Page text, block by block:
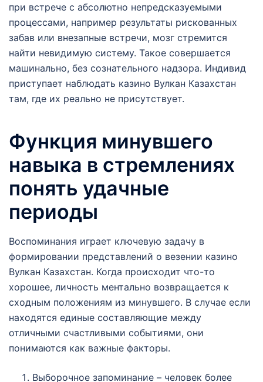
при встрече с абсолютно непредсказуемыми
процессами, например результаты рискованных
забав или внезапные встречи, мозг стремится
найти невидимую систему. Такое совершается
машинально, без сознательного надзора. Индивид
приступает наблюдать казино Вулкан Казахстан
там, где их реально не присутствует.
Функция минувшего
навыка в стремлениях
понять удачные
периоды
Воспоминания играет ключевую задачу в
формировании представлений о везении казино
Вулкан Казахстан. Когда происходит что-то
хорошее, личность ментально возвращается к
сходным положениям из минувшего. В случае если
находятся единые составляющие между
отличными счастливыми событиями, они
понимаются как важные факторы.
Выборочное запоминание – человек более